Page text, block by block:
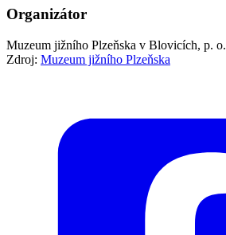
Organizátor
Muzeum jižního Plzeňska v Blovicích, p. o.
Zdroj: Muzeum jižního Plzeňska